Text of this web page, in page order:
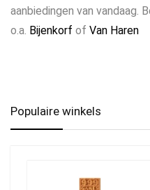
aanbiedingen van vandaag.
o.a. Bijenkorf of Van Haren
Populaire winkels